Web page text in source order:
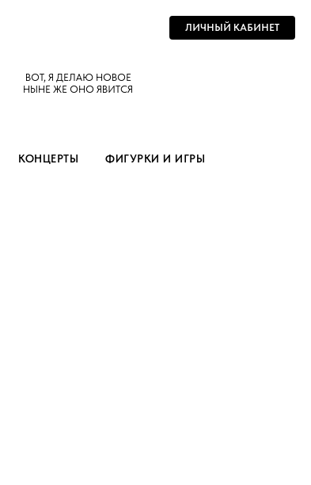
ВОТ, Я ДЕЛАЮ НОВОЕ
НЫНЕ ЖЕ ОНО ЯВИТСЯ
КОНЦЕРТЫ ФИГУРКИ И ИГРЫ
ЛИЧНЫЙ КАБИНЕТ